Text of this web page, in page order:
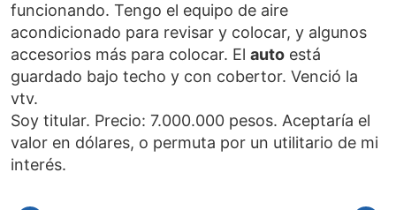
funcionando. Tengo el equipo de aire
acondicionado para revisar y colocar, y algunos
accesorios más para colocar. El auto está
guardado bajo techo y con cobertor. Venció la
vtv.
Soy titular. Precio: 7.000.000 pesos. Aceptaría el
valor en dólares, o permuta por un utilitario de mi